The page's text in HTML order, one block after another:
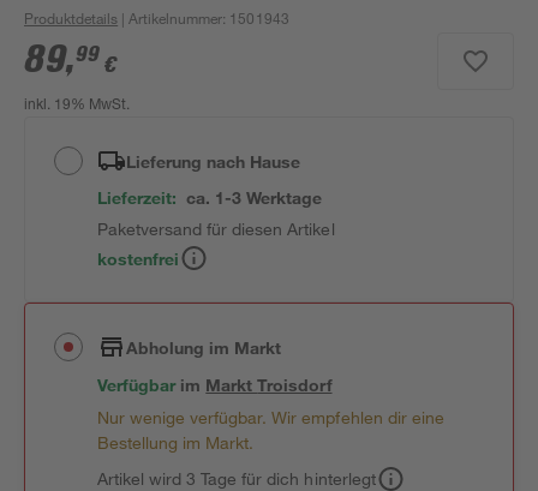
Produktdetails | Artikelnummer: 1501943
89,99 €
inkl. 19% MwSt.
Lieferung nach Hause
Lieferzeit: ca. 1-3 Werktage
Paketversand für diesen Artikel
kostenfrei
Abholung im Markt
Verfügbar im MarktTroisdorf
Nur wenige verfügbar. Wir empfehlen dir eine
Bestellung im Markt.
Artikel wird 3 Tage für dich hinterlegt